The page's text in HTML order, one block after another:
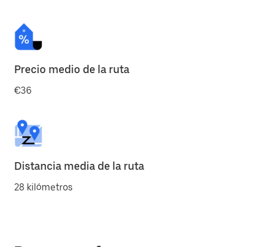
Precio medio de la ruta
€36
Distancia media de la ruta
28 kilómetros